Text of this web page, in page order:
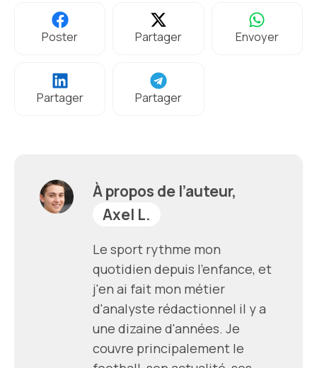
Poster Partager Envoyer
Partager Partager
À propos de l’auteur,
Axel L.
Le sport rythme mon
quotidien depuis l'enfance, et
j'en ai fait mon métier
d'analyste rédactionnel il y a
une dizaine d'années. Je
couvre principalement le